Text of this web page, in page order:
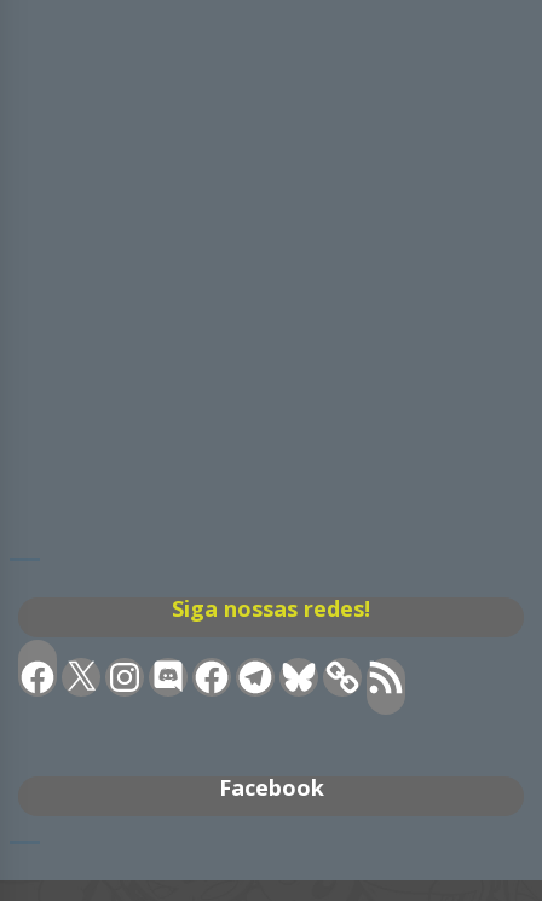
Siga nossas redes!
Facebook
X Instagram
DiscordFacebookTelegramBluesky Feed
RSS
Facebook